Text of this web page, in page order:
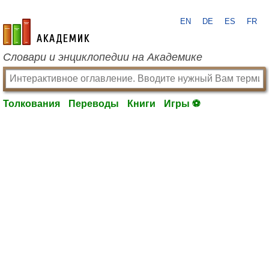
academic.ru
EN DE ES FR
Словари и энциклопедии на Академике
Толкования Переводы Книги Игры ⚽